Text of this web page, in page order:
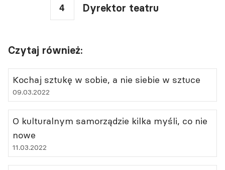
4 Dyrektor teatru
Czytaj również:
Kochaj sztukę w sobie, a nie siebie w sztuce
09.03.2022
O kulturalnym samorządzie kilka myśli, co nie
nowe
11.03.2022